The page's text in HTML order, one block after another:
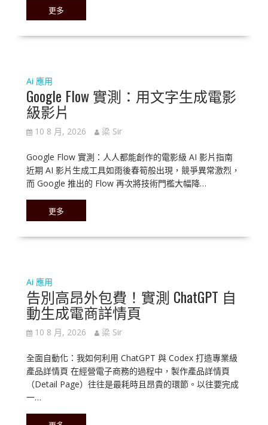
更多
Ai 應用
Google Flow 實測：用文字生成電影
級影片
10 8 月, 2026 梁 Sir
Google Flow 實測：人人都能創作的電影級 AI 影片指南
近期 AI 影片生成工具如雨後春筍般出現，競爭異常激烈，
而 Google 推出的 Flow 再次將技術門檻大幅降…
更多
Ai 應用
告別高昂外包費！實測 ChatGPT 自
動生成電商詳情頁
10 8 月, 2026 梁 Sir
全面自動化：我如何利用 ChatGPT 與 Codex 打造專業級
產品詳情頁 在經營電子商務的過程中，製作產品詳情頁
（Detail Page）往往是最耗時且昂貴的環節。以往要完成
一…